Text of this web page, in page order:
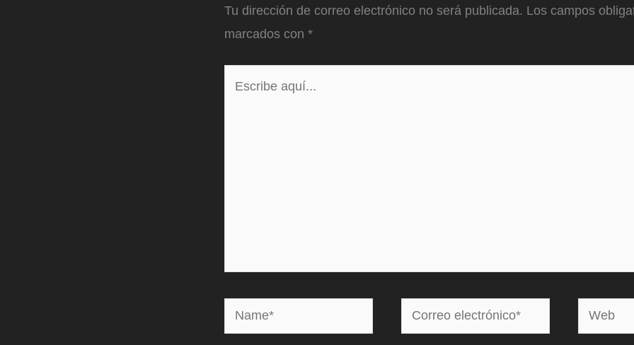
Tu dirección de correo electrónico no será publicada. Los campos
marcados con *
Name*
Correo
electrónico*
Web